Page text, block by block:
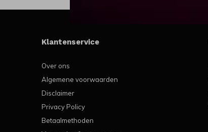
Klantenservice
Over ons
Algemene voorwaarden
Disclaimer
Privacy Policy
Betaalmethoden